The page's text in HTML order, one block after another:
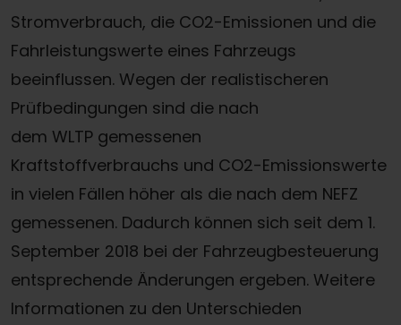
Stromverbrauch, die CO2-Emissionen und die
Fahrleistungswerte eines Fahrzeugs
beeinflussen. Wegen der realistischeren
Prüfbedingungen sind die nach
dem WLTP gemessenen
Kraftstoffverbrauchs und CO2-Emissionswerte
in vielen Fällen höher als die nach dem NEFZ
gemessenen. Dadurch können sich seit dem 1.
September 2018 bei der Fahrzeugbesteuerung
entsprechende Änderungen ergeben. Weitere
Informationen zu den Unterschieden